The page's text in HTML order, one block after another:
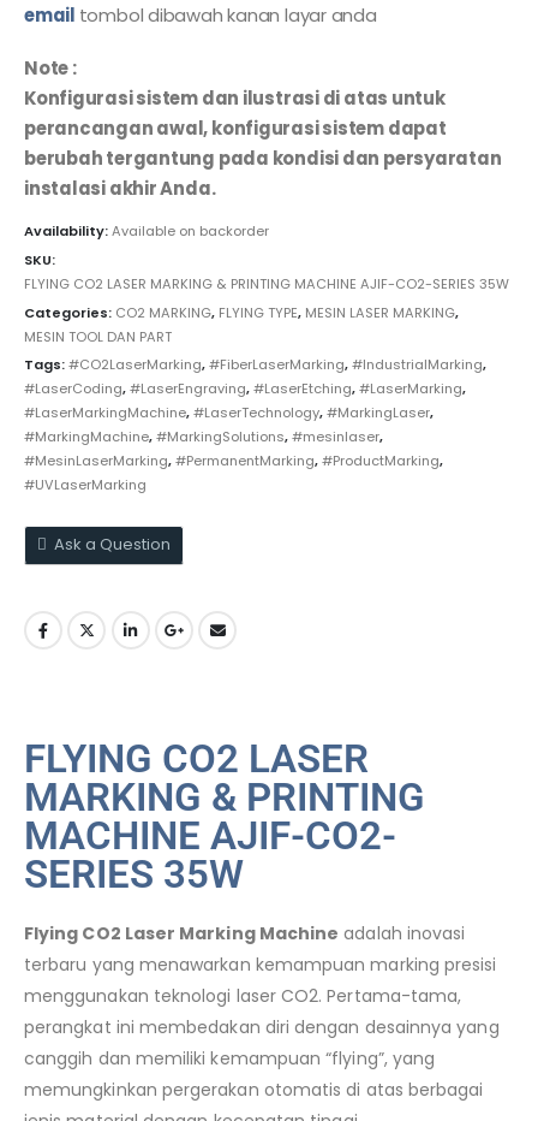
email tombol dibawah kanan layar anda
Note :
Konfigurasi sistem dan ilustrasi di atas untuk
perancangan awal, konfigurasi sistem dapat
berubah tergantung pada kondisi dan persyaratan
instalasi akhir Anda.
Availability:Available on backorder
SKU:
FLYING CO2 LASER MARKING & PRINTING MACHINE AJIF-CO2-SERIES 35W
Categories: CO2 MARKING, FLYING TYPE, MESIN LASER MARKING,
MESIN TOOL DAN PART
Tags:#CO2LaserMarking,#FiberLaserMarking,#IndustrialMarking,
#LaserCoding,#LaserEngraving,#LaserEtching,#LaserMarking,
#LaserMarkingMachine,#LaserTechnology,#MarkingLaser,
#MarkingMachine,#MarkingSolutions,#mesinlaser,
#MesinLaserMarking,#PermanentMarking,#ProductMarking,
#UVLaserMarking
Ask a Question
FLYING CO2 LASER
MARKING & PRINTING
MACHINE AJIF-CO2-
SERIES 35W
Flying CO2 Laser Marking Machine adalah inovasi
terbaru yang menawarkan kemampuan marking presisi
menggunakan teknologi laser CO2. Pertama-tama,
perangkat ini membedakan diri dengan desainnya yang
canggih dan memiliki kemampuan “flying”, yang
memungkinkan pergerakan otomatis di atas berbagai